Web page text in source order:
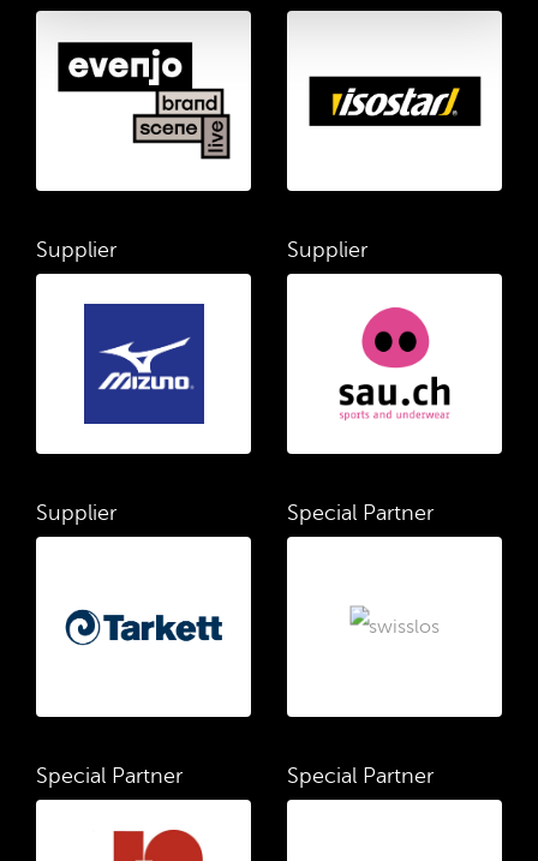
Supplier Supplier
Supplier Special Partner
Special Partner Special Partner